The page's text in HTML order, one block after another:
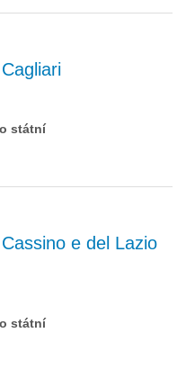
státní
e del Lazio
státní